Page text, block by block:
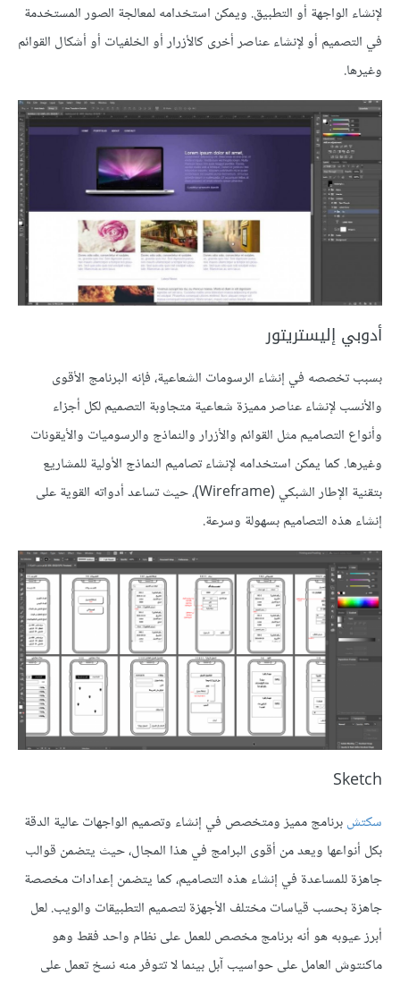
لإنشاء الواجهة أو التطبيق. ويمكن استخدامه لمعالجة الصور المستخدمة
في التصميم أو لإنشاء عناصر أخرى كالأزرار أو الخلفيات أو أشكال القوائم
وغيرها.
أدوبي إليستريتور
بسبب تخصصه في إنشاء الرسومات الشعاعية، فإنه البرنامج الأقوى
والأنسب لإنشاء عناصر مميزة شعاعية متجاوبة التصميم لكل أجزاء
وأنواع التصاميم مثل القوائم والأزرار والنماذج والرسوميات والأيقونات
وغيرها. كما يمكن استخدامه لإنشاء تصاميم النماذج الأولية للمشاريع
بتقنية الإطار الشبكي (Wireframe)، حيث تساعد أدواته القوية على
إنشاء هذه التصاميم بسهولة وسرعة.
Sketch
سكتشبرنامج مميز ومتخصص في إنشاء وتصميم الواجهات عالية الدقة
بكل أنواعها ويعد من أقوى البرامج في هذا المجال، حيث يتضمن قوالب
جاهزة للمساعدة في إنشاء هذه التصاميم، كما يتضمن إعدادات مخصصة
جاهزة بحسب قياسات مختلف الأجهزة لتصميم التطبيقات والويب. لعل
أبرز عيوبه هو أنه برنامج مخصص للعمل على نظام واحد فقط وهو
ماكنتوش العامل على حواسيب آبل بينما لا تتوفر منه نسخ تعمل على